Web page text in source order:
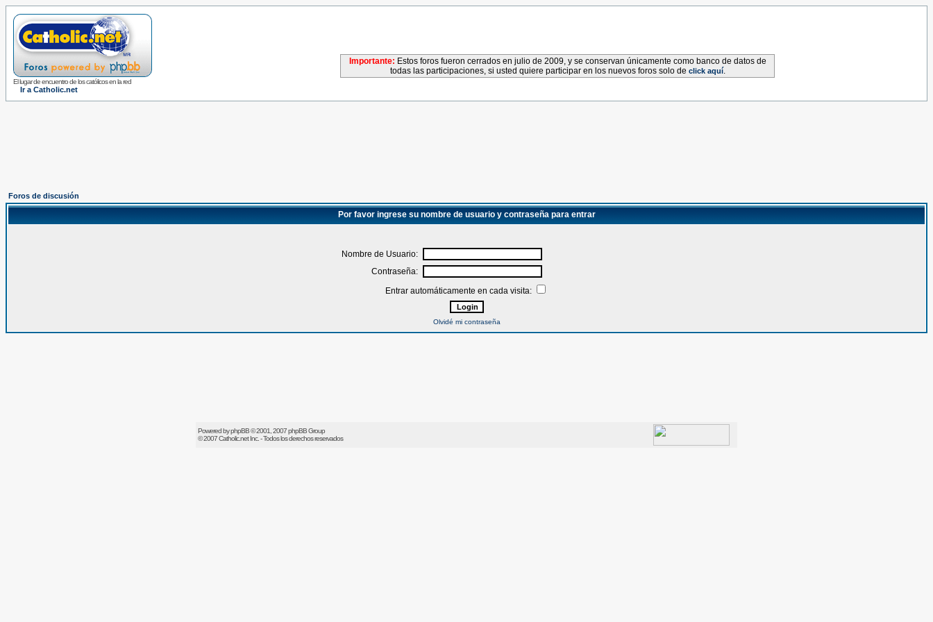
El lugar de encuentro de los católicos en la red
Ir a Catholic.net
Importante: Estos foros fueron cerrados en julio de 2009, y se conservan únicamente como banco de datos de
todas las participaciones, si usted quiere participar en los nuevos foros solo de click aquí.
Foros de discusión
Por favor ingrese su nombre de usuario y contraseña para entrar
Nombre de Usuario:
Contraseña:
Entrar automáticamente en cada visita:
Olvidé mi contraseña
Powered byphpBB© 2001, 2007 phpBB Group
© 2007Catholic.netInc. - Todos los derechos reservados